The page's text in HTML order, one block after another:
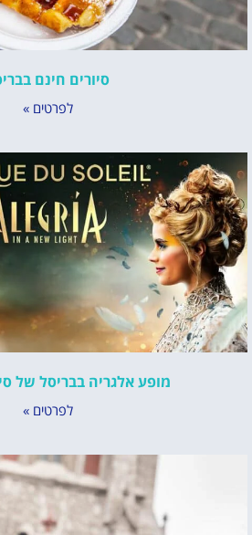
סיורים חינם
לפרטים »
מופע אלגריה בבריסל של
לפרטים »